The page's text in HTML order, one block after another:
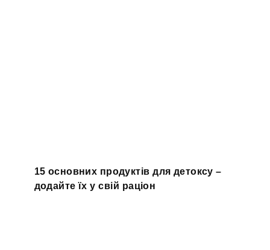
15 основних продуктів для детоксу –
додайте їх у свій раціон